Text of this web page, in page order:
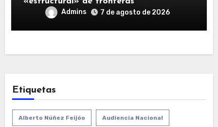
Admins 7 de agosto de 2026
Etiquetas
Alberto Núñez Feijóo Audiencia Nacional